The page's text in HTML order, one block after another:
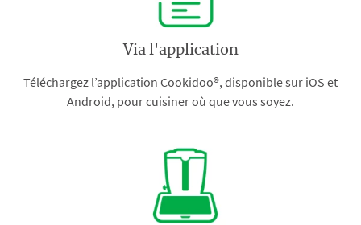
Via l'application
Téléchargez l’application Cookidoo®, disponible sur iOS et
Android, pour cuisiner où que vous soyez.